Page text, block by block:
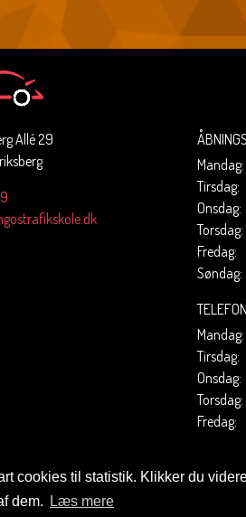
cookies til statistik. Klikker du
dem.
Læs mere
Allé 29
Mandag:
Tirsdag:
Onsdag:
Torsdag:
Fredag:
Søndag:
Mandag:
Tirsdag:
Onsdag:
Torsdag:
Fredag: